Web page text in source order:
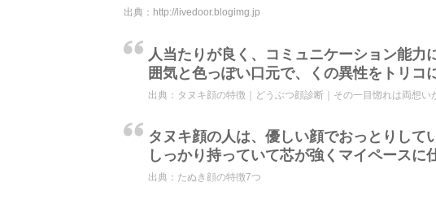
出典： http://livedoor.blogimg.jp
人当たりが良く、コミュニケーション能力
囲気と色っぽい口元で、くの異性をトリコ
出典： タヌキ顔の特徴｜どうぶつ顔診断｜その一目惚れは両想い
タヌキ顔の人は、優しい顔でおっとりして
しっかり持っていて芯が強くマイペースに
出典： たぬき顔の特徴7つ